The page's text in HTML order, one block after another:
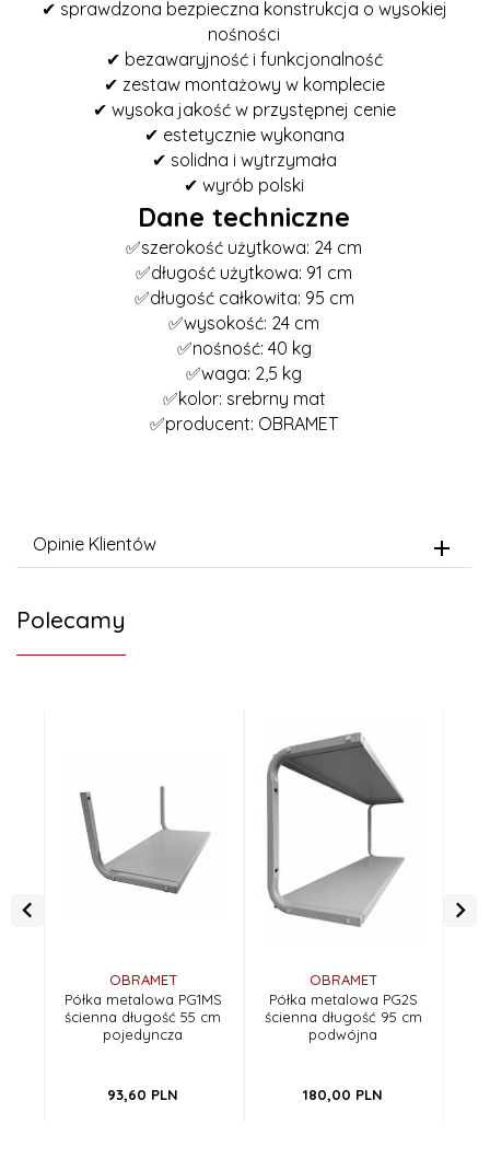
✔ sprawdzona bezpieczna konstrukcja o wysokiej
nośności
✔ bezawaryjność i funkcjonalność
✔ zestaw montażowy w komplecie
✔ wysoka jakość w przystępnej cenie
✔ estetycznie wykonana
✔ solidna i wytrzymała
✔ wyrób polski
Dane techniczne
✅szerokość użytkowa: 24 cm
✅długość użytkowa: 91 cm
✅długość całkowita: 95 cm
✅wysokość: 24 cm
✅nośność: 40 kg
✅waga: 2,5 kg
✅kolor: srebrny mat
✅producent: OBRAMET
Opinie Klientów
Polecamy
OBRAMET
Półka metalowa PG1MS
ścienna długość 55 cm
pojedyncza
93,60 PLN
OBRAMET
Półka metalowa PG2S
ścienna długość 95 cm
podwójna
180,00 PLN